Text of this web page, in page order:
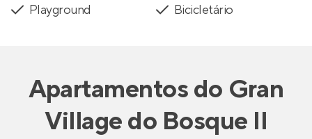
Playground
Bicicletário
Apartamentosdo Gran
Village do Bosque II